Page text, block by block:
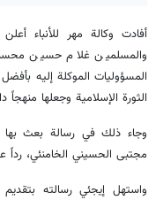
أفادت وكالة مهر للأنباء
والمسلمين غلام حسين
المسؤوليات الموكلة إليه
الثورة الإسلامية وجعلها
وجاء ذلك في رسالة بعث بها
مجتبى الحسيني الخامنئي، رداً
واستهل إيجئي رسالته